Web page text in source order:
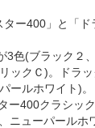
ター400」と「
3色(ブラック２
ックＣ)。ドラ
ールホワイト)。
ー400クラシッ
ニューパールホ